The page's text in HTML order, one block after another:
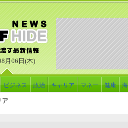
月06日(木)
ビジネス 政治 キャリア マネー 健康
ア